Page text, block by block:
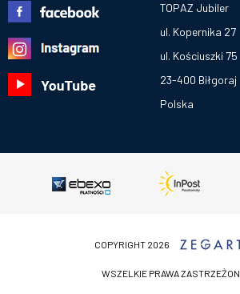
TOPAZ Jubiler
ul. Kopernika 27
ul. Kościuszki 75
23-400 Biłgoraj
Polska
COPYRIGHT 2026
WSZELKIE PRAWA